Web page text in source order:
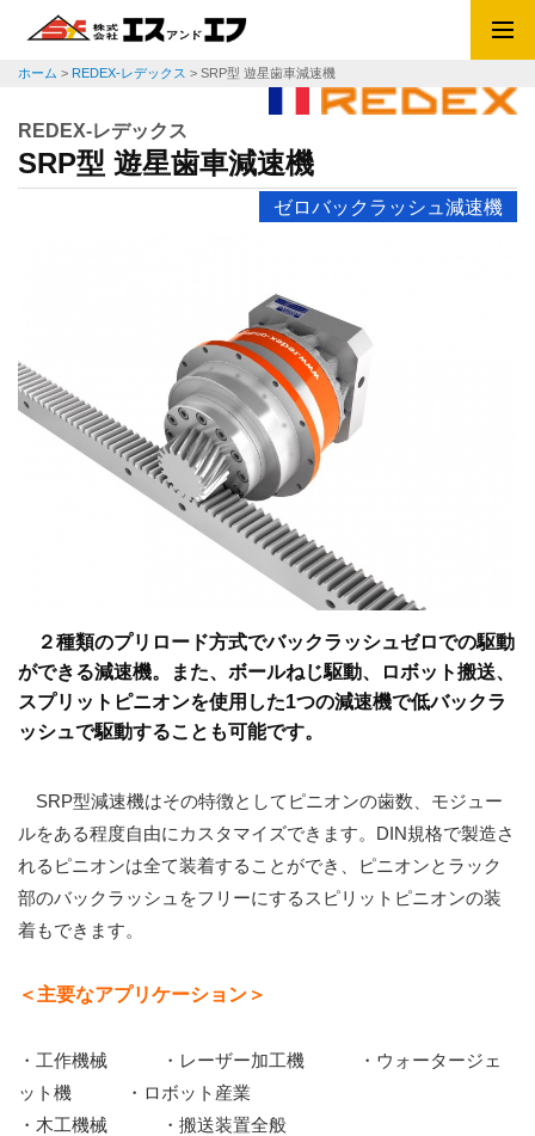
ホーム > REDEX-レデックス > SRP型 遊星歯車減速機
REDEX-レデックス
SRP型 遊星歯車減速機
ゼロバックラッシュ減速機
２種類のプリロード方式でバックラッシュゼロでの駆動
ができる減速機。また、ボールねじ駆動、ロボット搬送、
スプリットピニオンを使用した1つの減速機で低バックラ
ッシュで駆動することも可能です。
SRP型減速機はその特徴としてピニオンの歯数、モジュー
ルをある程度自由にカスタマイズできます。DIN規格で製造さ
れるピニオンは全て装着することができ、ピニオンとラック
部のバックラッシュをフリーにするスピリットピニオンの装
着もできます。
＜主要なアプリケーション＞
・工作機械 ・レーザー加工機 ・ウォータージェ
ット機 ・ロボット産業
・木工機械 ・搬送装置全般